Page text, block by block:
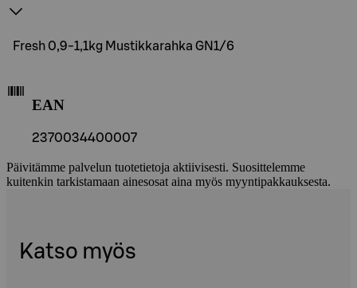
Fresh 0,9-1,1kg Mustikkarahka GN1/6
EAN
2370034400007
Päivitämme palvelun tuotetietoja aktiivisesti. Suosittelemme
kuitenkin tarkistamaan ainesosat aina myös myyntipakkauksesta.
Katso myös